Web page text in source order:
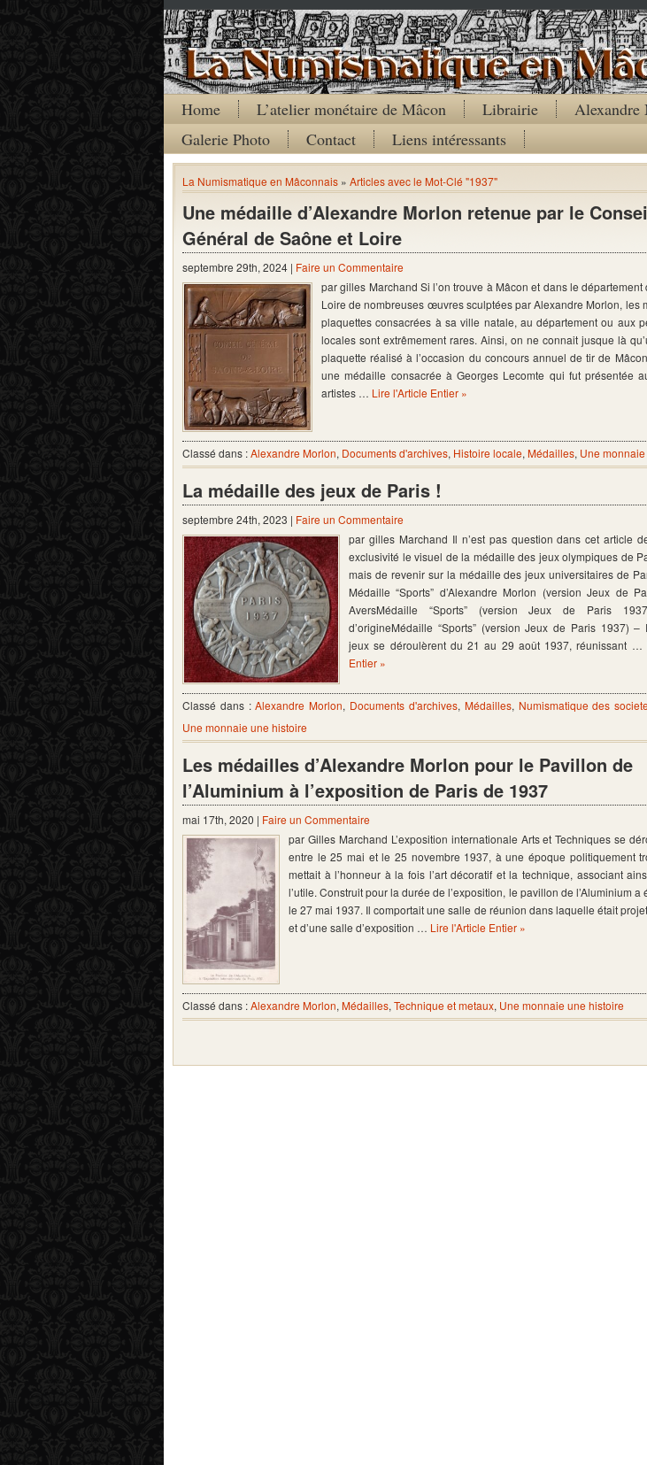
Home L’atelier monétaire de Mâcon Librairie
Galerie Photo
Contact Liens intéressants
La Numismatique en Mâconnais » Articles avec le Mot-Clé "1937"
Une médaille d’Alexandre Morlon retenue par le
Général de Saône et Loire
septembre 29th, 2024 | Faire un Commentaire
par gilles Marchand Si l’on trouve à Mâcon et dans le département
Loire de nombreuses œuvres sculptées par Alexandre Morlon, les
plaquettes consacrées à sa ville natale, au département ou aux
locales sont extrêmement rares. Ainsi, on ne connait jusque là
plaquette réalisé à l’occasion du concours annuel de tir de
une médaille consacrée à Georges Lecomte qui fut présentée
artistes … Lire l'Article Entier »
Classé dans :Alexandre Morlon, Documents d'archives, Histoire locale, Médailles, Une
La médaille des jeux de Paris !
septembre 24th, 2023 | Faire un Commentaire
par gilles Marchand Il n’est pas question dans cet article
exclusivité le visuel de la médaille des jeux olympiques de
mais de revenir sur la médaille des jeux universitaires de
Médaille “Sports” d’Alexandre Morlon (version Jeux de
AversMédaille “Sports” (version Jeux de Paris
d’origineMédaille “Sports” (version Jeux de Paris 1937) –
jeux se déroulèrent du 21 au 29 août 1937, réunissant …
Entier »
Classé dans :Alexandre Morlon, Documents d'archives, Médailles, Numismatique des
Une monnaie une histoire
Les médailles d’Alexandre Morlon pour le Pavillon de
l’Aluminium à l’exposition de Paris de 1937
mai 17th, 2020 | Faire un Commentaire
par Gilles Marchand L’exposition internationale Arts et Techniques se
entre le 25 mai et le 25 novembre 1937, à une époque politiquement
mettait à l’honneur à la fois l’art décoratif et la technique, associant
l’utile. Construit pour la durée de l’exposition, le pavillon de l’Aluminium a
le 27 mai 1937. Il comportait une salle de réunion dans laquelle était
et d’une salle d’exposition … Lire l'Article Entier »
Classé dans :Alexandre Morlon, Médailles, Technique et metaux, Une monnaie une histoire